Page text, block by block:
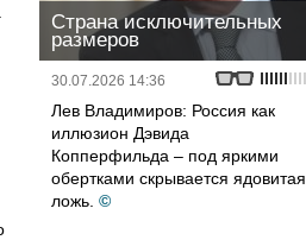
Страна исключительных
размеров
30.07.2026 14:36
Лев Владимиров: Россия как
иллюзион Дэвида
Копперфильда – под яркими
обертками скрывается ядовитая
ложь. ©